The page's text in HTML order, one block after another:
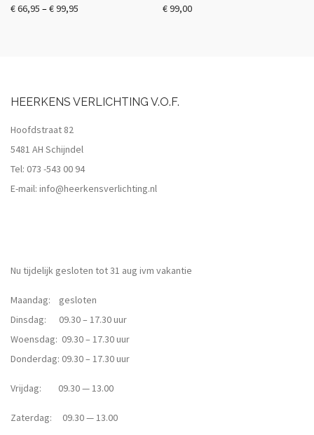
€66,95 –€99,95 €99,00
HEERKENS VERLICHTING V.O.F.
Hoofdstraat 82
5481 AH Schijndel
Tel: 073 -543 00 94
E-mail: info@heerkensverlichting.nl
Nu tijdelijk gesloten tot 31 aug ivm vakantie
Maandag: gesloten
Dinsdag: 09.30 – 17.30 uur
Woensdag: 09.30 – 17.30 uur
Donderdag: 09.30 – 17.30 uur
Vrijdag: 09.30 — 13.00
Zaterdag: 09.30 — 13.00